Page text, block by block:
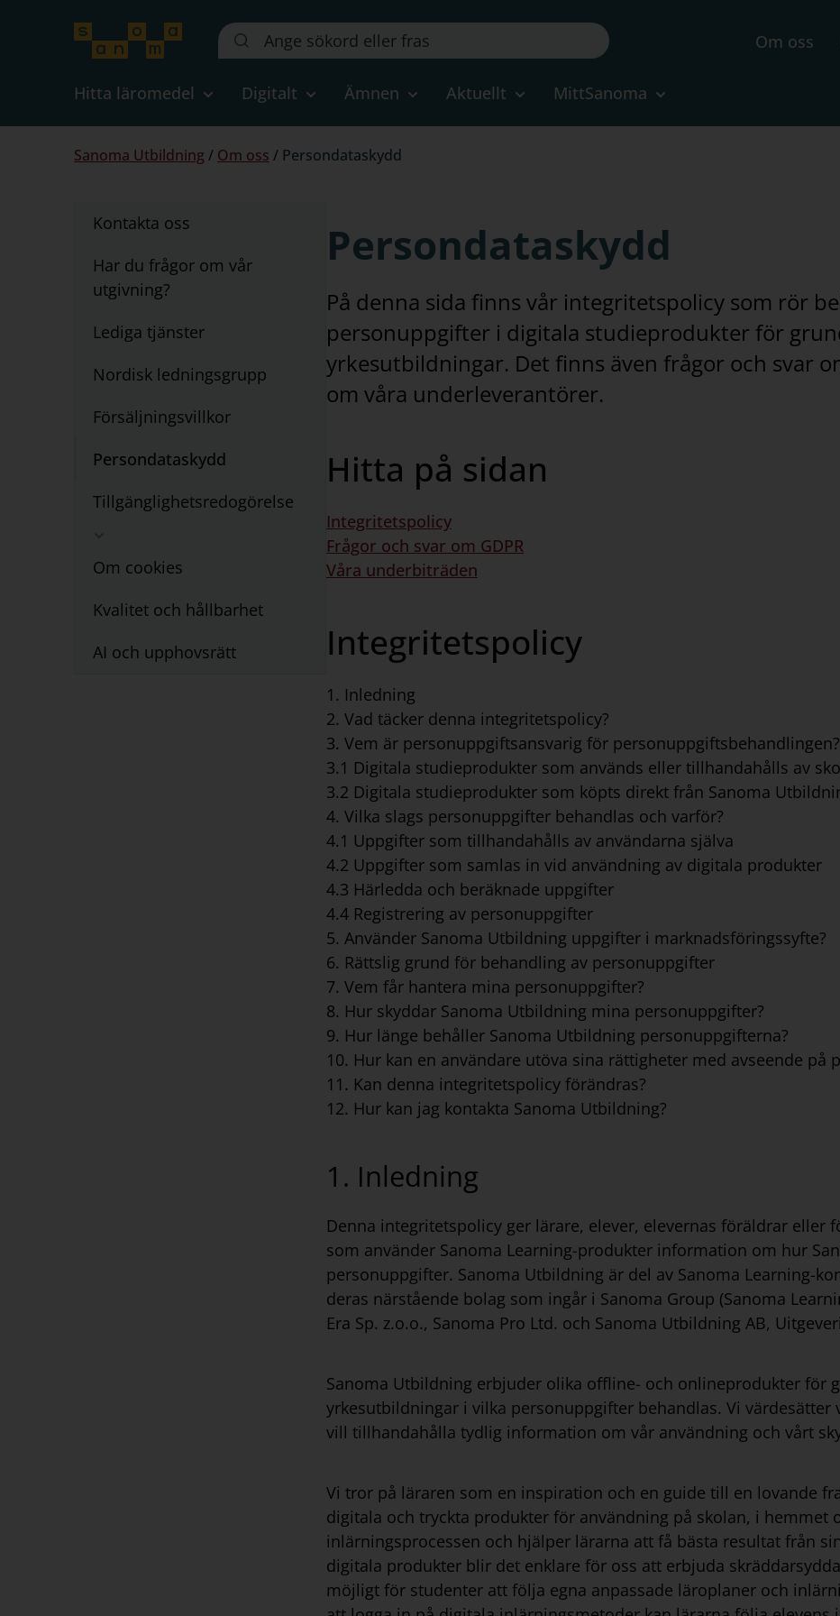
Sök
på
webbplatsen::
Om oss
Hitta läromedel Digitalt Ämnen Aktuellt MittSanoma
Du
Sanoma Utbildning / Om oss / Persondataskydd
Undernavigering
"Om
oss"
Kontakta oss
Har du frågor om vår
utgivning?
Lediga tjänster
Nordisk ledningsgrupp
Försäljningsvillkor
Persondataskydd
Tillgänglighetsredogörelse
nivå
Om cookies
Kvalitet och hållbarhet
AI och upphovsrätt
Persondataskydd
På denna sida finns vår integritetspolicy som rör
personuppgifter i digitala studieprodukter för
yrkesutbildningar. Det finns även frågor och svar
om våra underleverantörer.
Hitta på sidan
Integritetspolicy
Frågor och svar om GDPR
Våra underbiträden
Integritetspolicy
1. Inledning
2. Vad täcker denna integritetspolicy?
3. Vem är personuppgiftsansvarig för personuppgiftsbehandlingen?
3.1 Digitala studieprodukter som används eller tillhandahålls av
3.2 Digitala studieprodukter som köpts direkt från Sanoma
4. Vilka slags personuppgifter behandlas och varför?
4.1 Uppgifter som tillhandahålls av användarna själva
4.2 Uppgifter som samlas in vid användning av digitala produkter
4.3 Härledda och beräknade uppgifter
4.4 Registrering av personuppgifter
5. Använder Sanoma Utbildning uppgifter i marknadsföringssyfte?
6. Rättslig grund för behandling av personuppgifter
7. Vem får hantera mina personuppgifter?
8. Hur skyddar Sanoma Utbildning mina personuppgifter?
9. Hur länge behåller Sanoma Utbildning personuppgifterna?
10. Hur kan en användare utöva sina rättigheter med avseende på
11. Kan denna integritetspolicy förändras?
12. Hur kan jag kontakta Sanoma Utbildning?
1. Inledning
Denna integritetspolicy ger lärare, elever, elevernas föräldrar eller
som använder Sanoma Learning-produkter information om hur
personuppgifter. Sanoma Utbildning är del av Sanoma Learning-
deras närstående bolag som ingår i Sanoma Group (Sanoma
Era Sp. z.o.o., Sanoma Pro Ltd. och Sanoma Utbildning AB,
Sanoma Utbildning erbjuder olika offline- och onlineprodukter för
yrkesutbildningar i vilka personuppgifter behandlas. Vi värdesätter
vill tillhandahålla tydlig information om vår användning och vårt
Vi tror på läraren som en inspiration och en guide till en lovande
digitala och tryckta produkter för användning på skolan, i hemmet
inlärningsprocessen och hjälper lärarna att få bästa resultat från
digitala produkter blir det enklare för oss att erbjuda
möjligt för studenter att följa egna anpassade läroplaner och